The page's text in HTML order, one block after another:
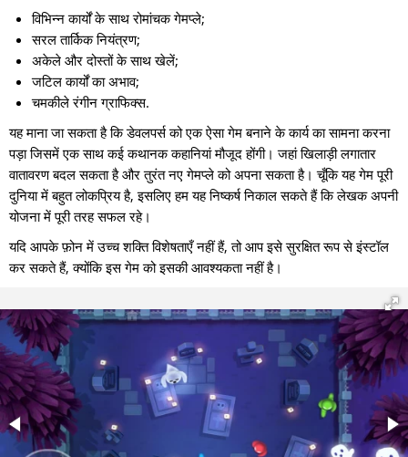
विभिन्न कार्यों के साथ रोमांचक गेमप्ले;
सरल तार्किक नियंत्रण;
अकेले और दोस्तों के साथ खेलें;
जटिल कार्यों का अभाव;
चमकीले रंगीन ग्राफिक्स.
यह माना जा सकता है कि डेवलपर्स को एक ऐसा गेम बनाने के कार्य का सामना करना
पड़ा जिसमें एक साथ कई कथानक कहानियां मौजूद होंगी। जहां खिलाड़ी लगातार
वातावरण बदल सकता है और तुरंत नए गेमप्ले को अपना सकता है। चूँकि यह गेम पूरी
दुनिया में बहुत लोकप्रिय है, इसलिए हम यह निष्कर्ष निकाल सकते हैं कि लेखक अपनी
योजना में पूरी तरह सफल रहे।
यदि आपके फ़ोन में उच्च शक्ति विशेषताएँ नहीं हैं, तो आप इसे सुरक्षित रूप से इंस्टॉल
कर सकते हैं, क्योंकि इस गेम को इसकी आवश्यकता नहीं है।